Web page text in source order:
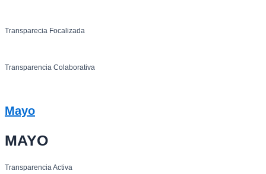
Transparecia Focalizada
Transparencia Colaborativa
Mayo
MAYO
Transparencia Activa